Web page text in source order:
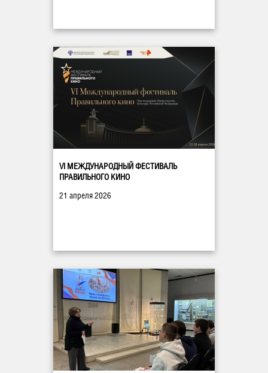
VI МЕЖДУНАРОДНЫЙ ФЕСТИВАЛЬ
ПРАВИЛЬНОГО КИНО
21 апреля 2026